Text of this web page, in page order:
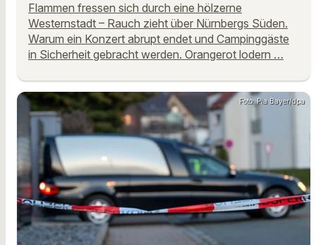
Flammen fressen sich durch eine hölzerne
Westernstadt – Rauch zieht über Nürnbergs Süden.
Warum ein Konzert abrupt endet und Campinggäste
in Sicherheit gebracht werden. Orangerot lodern …
Foto: Pia Bayer/dpa